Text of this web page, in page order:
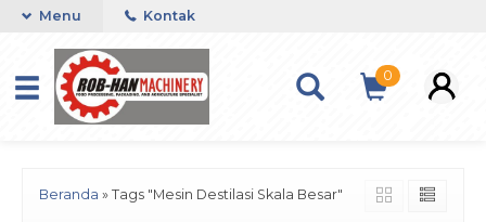
Menu Kontak
0
Beranda » Tags "Mesin Destilasi Skala Besar"